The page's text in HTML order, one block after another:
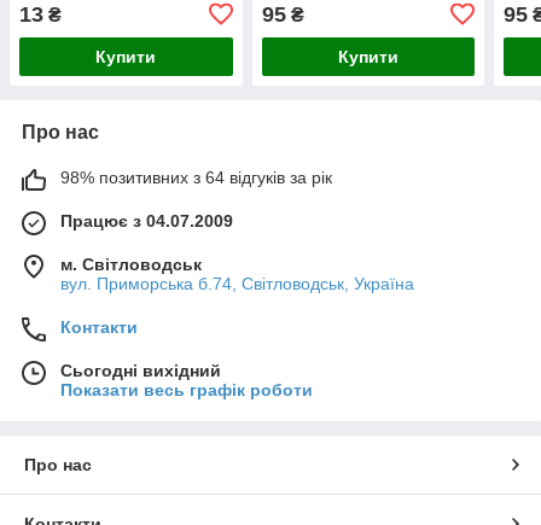
13 ₴
Купити
95₴
Купити
95
Про нас
98% позитивних з 64 відгуків за рік
Працює з 04.07.2009
м. Світловодськ
вул. Приморська б.74, Світловодськ, Україна
Контакти
Сьогодні вихідний
Показати весь графік роботи
Про нас